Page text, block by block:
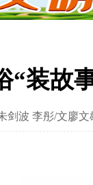
“装故
剑波 李彤/文廖文